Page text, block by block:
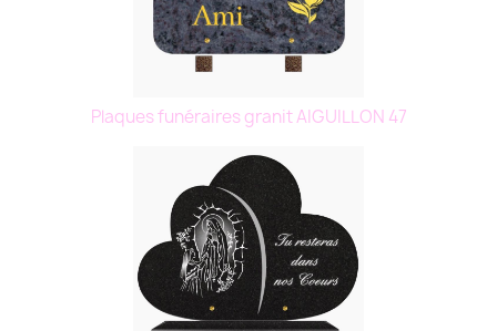
Plaques funéraires granit AIGUILLON 47